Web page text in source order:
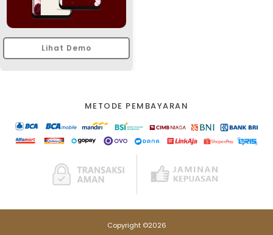
Lihat Demo
METODE PEMBAYARAN
Copyright ©2026